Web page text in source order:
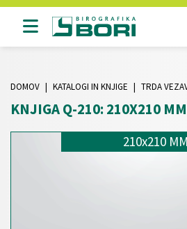
DOMOV KATALOGI IN KNJIGE TRDA
KNJIGA Q-210: 210X210
210x210 MM